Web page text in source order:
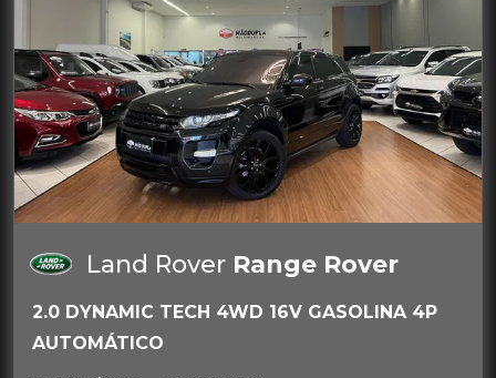
Land Rover Range Rover
2.0 DYNAMIC TECH 4WD 16V GASOLINA 4P
AUTOMÁTICO